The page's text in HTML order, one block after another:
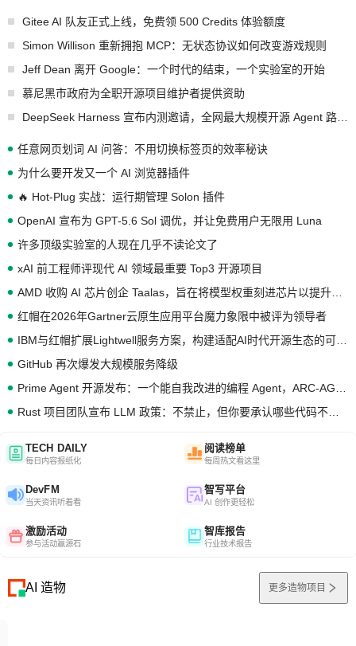
Gitee AI 队友正式上线，免费领 500 Credits 体验额度
Simon Willison 重新拥抱 MCP：无状态协议如何改变游戏规则
Jeff Dean 离开 Google：一个时代的结束，一个实验室的开始
慕尼黑市政府为全职开源项目维护者提供资助
任意网页划词 AI 问答：不用切换标签页的效率秘诀
为什么要开发又一个 AI 浏览器插件
🔥 Hot-Plug 实战：运行期管理 Solon 插件
OpenAI 宣布为 GPT-5.6 Sol 调优，并让免费用户无限用 Luna
许多顶级实验室的人现在几乎不读论文了
xAI 前工程师评现代 AI 领域最重要 Top3 开源项目
红帽在2026年Gartner云原生应用平台魔力象限中被评为领导者
GitHub 再次爆发大规模服务降级
TECH DAILY
每日内容报纸化
阅读榜单
每周热文看这里
DevFM
当天资讯听着看
智写平台
AI 创作更轻松
激励活动
参与活动赢源石
智库报告
行业技术报告
AI 造物 更多造物项目